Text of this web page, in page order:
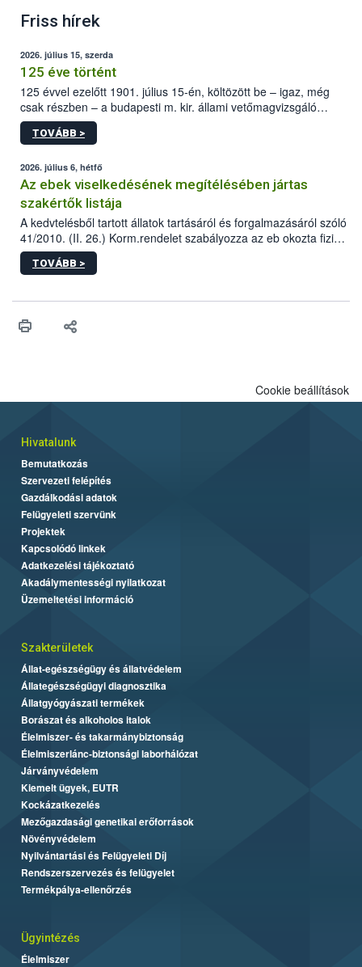
Friss hírek
2026. július 15, szerda
125 éve történt
125 évvel ezelőtt 1901. július 15-én, költözött be – igaz, még
csak részben – a budapesti m. kir. állami vetőmagvizsgáló
állomás a Kis Rókus utca 15. szám alatti, Czigler Győző által
tervezett új épületébe.
TOVÁBB >
2026. július 6, hétfő
Az ebek viselkedésének megítélésében jártas
szakértők listája
A kedvtelésből tartott állatok tartásáról és forgalmazásáról szóló
41/2010. (II. 26.) Korm.rendelet szabályozza az eb okozta fizikai
sérülés, illetve ennek veszélye keletkezésekor felmerülő
hatósági feladatokat, valamint a veszélyes eb tartását és annak
vonni az ebek viselkedésének megítélésében jártas szakértőt.
TOVÁBB >
Cookie beállítások
Hivatalunk
Bemutatkozás
Szervezeti felépítés
Gazdálkodási adatok
Felügyeleti szervünk
Projektek
Kapcsolódó linkek
Adatkezelési tájékoztató
Akadálymentességi nyilatkozat
Üzemeltetési információ
Szakterületek
Állat-egészségügy és állatvédelem
Állategészségügyi diagnosztika
Állatgyógyászati termékek
Borászat és alkoholos italok
Élelmiszer- és takarmánybiztonság
Élelmiszerlánc-biztonsági laborhálózat
Járványvédelem
Kiemelt ügyek, EUTR
Kockázatkezelés
Mezőgazdasági genetikai erőforrások
Növényvédelem
Nyilvántartási és Felügyeleti Díj
Rendszerszervezés és felügyelet
Termékpálya-ellenőrzés
Ügyintézés
Élelmiszer